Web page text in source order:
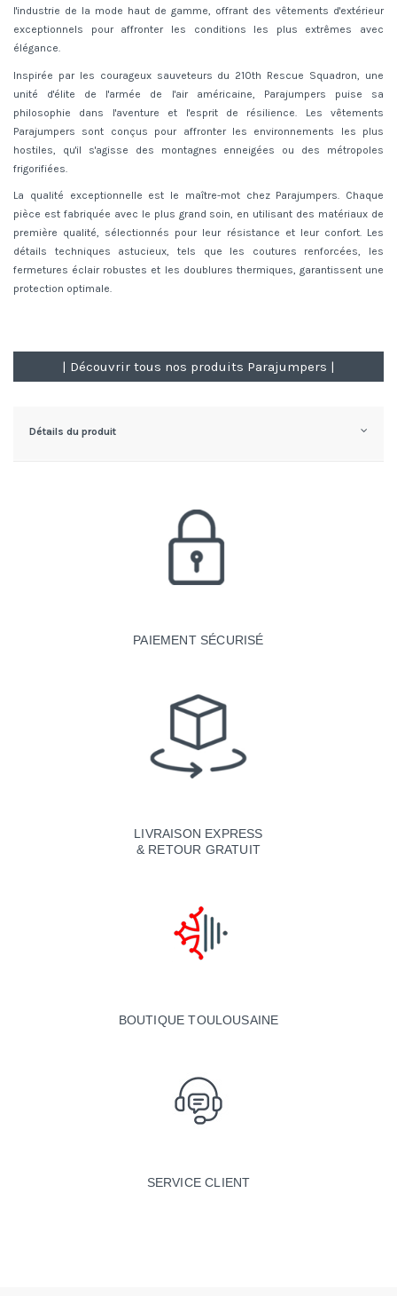
l'industrie de la mode haut de gamme, offrant des vêtements d'extérieur
exceptionnels pour affronter les conditions les plus extrêmes avec
élégance.
Inspirée par les courageux sauveteurs du 210th Rescue Squadron, une
unité d'élite de l'armée de l'air américaine, Parajumpers puise sa
philosophie dans l'aventure et l'esprit de résilience. Les vêtements
Parajumpers sont conçus pour affronter les environnements les plus
hostiles, qu'il s'agisse des montagnes enneigées ou des métropoles
frigorifiées.
La qualité exceptionnelle est le maître-mot chez Parajumpers. Chaque
pièce est fabriquée avec le plus grand soin, en utilisant des matériaux de
première qualité, sélectionnés pour leur résistance et leur confort. Les
détails techniques astucieux, tels que les coutures renforcées, les
fermetures éclair robustes et les doublures thermiques, garantissent une
protection optimale.
| Découvrir tous nos produits Parajumpers |
Détails du produit
PAIEMENT SÉCURISÉ
LIVRAISON EXPRESS
& RETOUR GRATUIT
BOUTIQUE TOULOUSAINE
SERVICE CLIENT